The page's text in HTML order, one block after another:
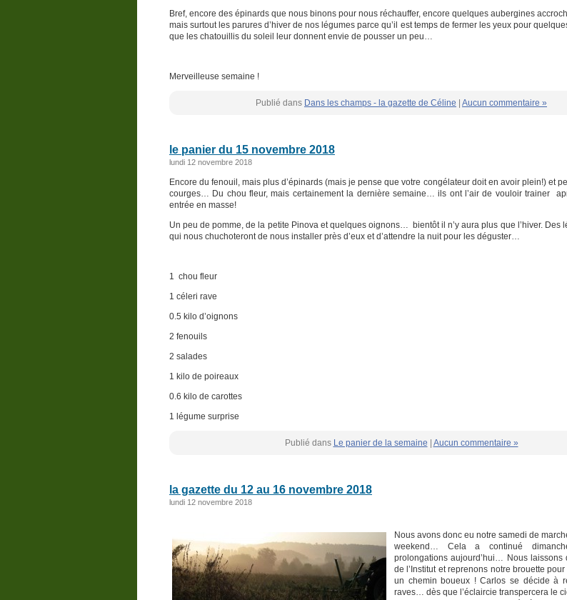
Bref, encore des épinards que nous binons pour nous réchauffer, encore quelques aubergines
mais surtout les parures d’hiver de nos légumes parce qu’il est temps de fermer les yeux pour
que les chatouillis du soleil leur donnent envie de pousser un peu…
Merveilleuse semaine !
Publié dans Dans les champs - la gazette de Céline Aucun commentaire »
le panier du 15 novembre 2018
lundi 12 novembre 2018
Encore du fenouil, mais plus d’épinards (mais je pense que votre congélateur doit en avoir plein!) et
courges… Du chou fleur, mais certainement la dernière semaine… ils ont l’air de vouloir trainer
entrée en masse!
Un peu de pomme, de la petite Pinova et quelques oignons… bientôt il n’y aura plus que l’hiver. Des
qui nous chuchoteront de nous installer près d’eux et d’attendre la nuit pour les déguster…
1 chou fleur
1 céleri rave
0.5 kilo d’oignons
2 fenouils
2 salades
1 kilo de poireaux
0.6 kilo de carottes
1 légume surprise
Publié dans Le panier de la semaine Aucun commentaire »
la gazette du 12 au 16 novembre 2018
lundi 12 novembre 2018
Nous avons donc eu notre samedi de
weekend… Cela a continué
prolongations aujourd’hui… Nous laissons
de l’Institut et reprenons notre brouette
un chemin boueux ! Carlos se décide à
raves… dès que l’éclaircie transpercera le